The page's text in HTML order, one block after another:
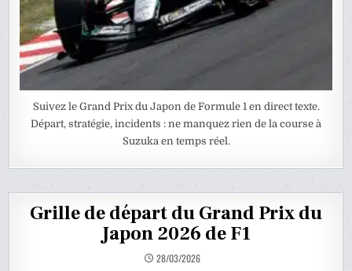
Suivez le Grand Prix du Japon de Formule 1 en direct texte.
Départ, stratégie, incidents : ne manquez rien de la course à
Suzuka en temps réel.
Grille de départ du Grand Prix du
Japon 2026 de F1
28/03/2026